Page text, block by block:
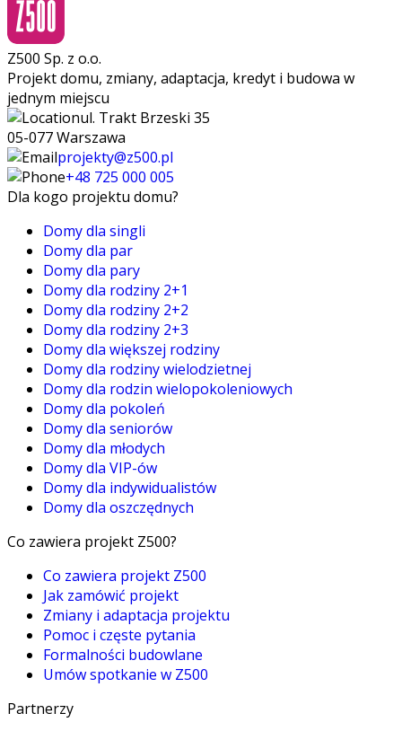
Z500 Sp. z o.o.
Projekt domu, zmiany, adaptacja, kredyt i budowa w
jednym miejscu
ul. Trakt Brzeski 35
05-077 Warszawa
projekty@z500.pl
+48 725 000 005
Dla kogo projektu domu?
Domy dla singli
Domy dla par
Domy dla pary
Domy dla rodziny 2+1
Domy dla rodziny 2+2
Domy dla rodziny 2+3
Domy dla większej rodziny
Domy dla rodziny wielodzietnej
Domy dla rodzin wielopokoleniowych
Domy dla pokoleń
Domy dla seniorów
Domy dla młodych
Domy dla VIP-ów
Domy dla indywidualistów
Domy dla oszczędnych
Co zawiera projekt Z500?
Co zawiera projekt Z500
Jak zamówić projekt
Zmiany i adaptacja projektu
Pomoc i częste pytania
Formalności budowlane
Umów spotkanie w Z500
Partnerzy